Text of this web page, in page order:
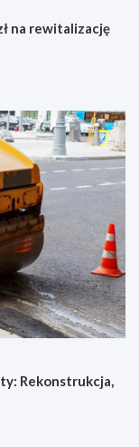
na rewitalizację
Rekonstrukcja,